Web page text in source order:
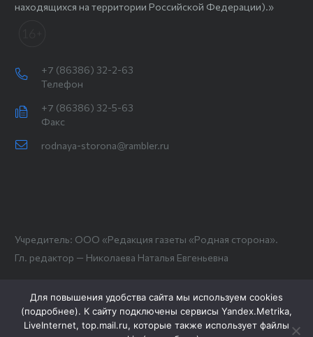
находящихся на территории Российской Федерации).»
+7 (86386) 32-2-63
Телефон
+7 (86386) 32-5-63
Факс
rodnaya-storona@rambler.ru
Учредитель: ООО «Редакция газеты «Родная сторона».
Гл. редактор — Николаева Наталья Евгеньевна
Для повышения удобства сайта мы используем cookies
(подробнее). К сайту подключены сервисы Yandex.Metrika,
LiveInternet, top.mail.ru, которые также использует файлы